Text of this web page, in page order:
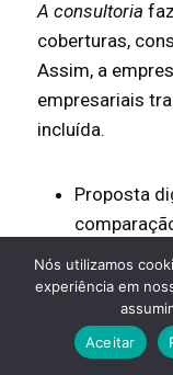
A consultoria
coberturas,
Assim, a
empresariais
incluída.
Proposta
consultas.
Processo
iniciar o
Nós utilizamos
experiência em
Aceitar